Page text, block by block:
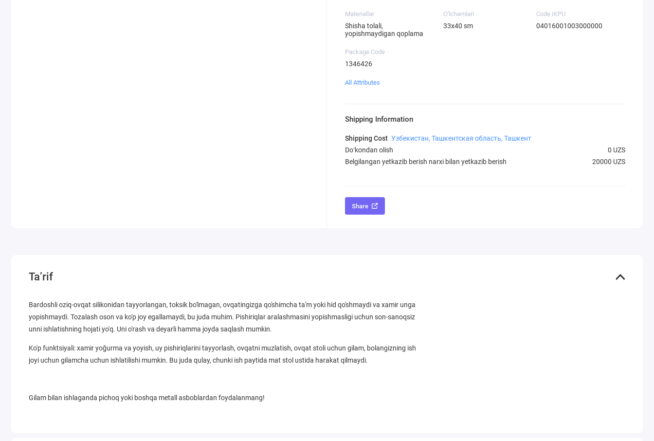
Materiallar
Shisha tolali,
yopishmaydigan qoplama
O'lchamlari
33х40 sm
Code IKPU
04016001003000000
Package Code
1346426
All Attributes
Shipping Information
Shipping Cost Узбекистан, Ташкентская область, Ташкент
Doʻkondan olish
0 UZS
Belgilangan yetkazib berish narxi bilan yetkazib berish
20000 UZS
Share
Ta’rif
Bardoshli oziq-ovqat silikonidan tayyorlangan, toksik bo'lmagan, ovqatingizga qo'shimcha ta'm yoki hid qo'shmaydi va xamir unga
yopishmaydi. Tozalash oson va ko'p joy egallamaydi, bu juda muhim. Pishiriqlar aralashmasini yopishmasligi uchun son-sanoqsiz
unni ishlatishning hojati yo'q. Uni o'rash va deyarli hamma joyda saqlash mumkin.
Ko'p funktsiyali: xamir yoğurma va yoyish, uy pishiriqlarini tayyorlash, ovqatni muzlatish, ovqat stoli uchun gilam, bolangizning ish
joyi uchun gilamcha uchun ishlatilishi mumkin. Bu juda qulay, chunki ish paytida mat stol ustida harakat qilmaydi.
Gilam bilan ishlaganda pichoq yoki boshqa metall asboblardan foydalanmang!